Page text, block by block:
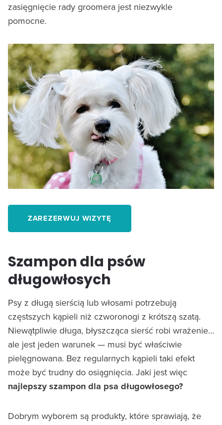
zasięgnięcie rady groomera jest niezwykle
pomocne.
ZAREZERWUJ WIZYTĘ
Szampon dla psów
długowłosych
Psy z długą sierścią lub włosami potrzebują
częstszych kąpieli niż czworonogi z krótszą szatą.
Niewątpliwie długa, błyszcząca sierść robi wrażenie…
ale jest jeden warunek — musi być właściwie
pielęgnowana. Bez regularnych kąpieli taki efekt
może być trudny do osiągnięcia. Jaki jest więc
najlepszy szampon dla psa długowłosego?
Dobrym wyborem są produkty, które sprawiają, że